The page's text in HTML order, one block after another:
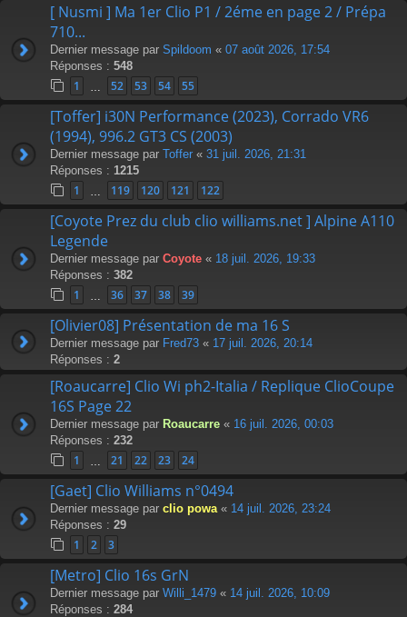
[ Nusmi ] Ma 1er Clio P1 / 2éme en page 2 / Prépa
710...
Dernier message par Spildoom « 07 août 2026, 17:54
Réponses : 548
1 52 53 54 55
[Toffer] i30N Performance (2023), Corrado VR6
(1994), 996.2 GT3 CS (2003)
Dernier message par Toffer « 31 juil. 2026, 21:31
Réponses : 1215
1 119 120 121 122
[Coyote Prez du club clio williams.net ] Alpine A110
Legende
Dernier message par Coyote « 18 juil. 2026, 19:33
Réponses : 382
1 36 37 38 39
[Olivier08] Présentation de ma 16 S
Dernier message par Fred73 « 17 juil. 2026, 20:14
Réponses : 2
[Roaucarre] Clio Wi ph2-Italia / Replique ClioCoupe
16S Page 22
Dernier message par Roaucarre « 16 juil. 2026, 00:03
Réponses : 232
1 21 22 23 24
[Gaet] Clio Williams n°0494
Dernier message par clio powa « 14 juil. 2026, 23:24
Réponses : 29
1 2 3
[Metro] Clio 16s GrN
Dernier message par Willi_1479 « 14 juil. 2026, 10:09
Réponses : 284